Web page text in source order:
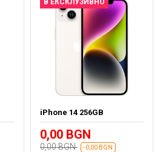
В ЕКСКЛУЗИВНО
iPhone 14 256GB
0,00 BGN
0,00 BGN -0,00 BGN